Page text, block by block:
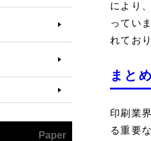
により
ってい
れてお
まとめ
印刷業
る重要
Paper